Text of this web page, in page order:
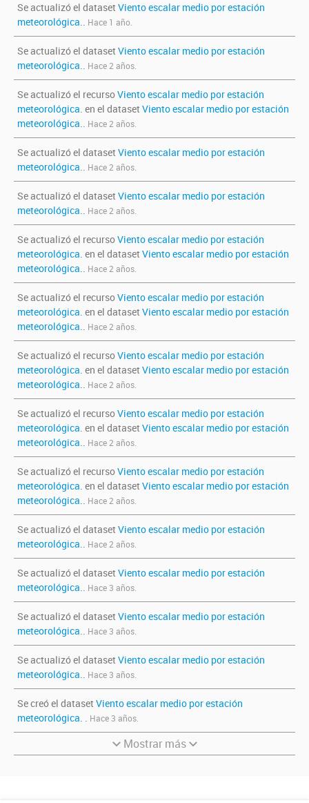
Se actualizó el dataset Viento escalar medio por estación
meteorológica.. Hace 1 año.
Se actualizó el dataset Viento escalar medio por estación
meteorológica.. Hace 2 años.
Se actualizó el recursoViento escalar medio por estación
meteorológica. en el dataset Viento escalar medio por estación
meteorológica.. Hace 2 años.
Se actualizó el dataset Viento escalar medio por estación
meteorológica.. Hace 2 años.
Se actualizó el dataset Viento escalar medio por estación
meteorológica.. Hace 2 años.
Se actualizó el recursoViento escalar medio por estación
meteorológica. en el dataset Viento escalar medio por estación
meteorológica.. Hace 2 años.
Se actualizó el recursoViento escalar medio por estación
meteorológica. en el dataset Viento escalar medio por estación
meteorológica.. Hace 2 años.
Se actualizó el recursoViento escalar medio por estación
meteorológica. en el dataset Viento escalar medio por estación
meteorológica.. Hace 2 años.
Se actualizó el recursoViento escalar medio por estación
meteorológica. en el dataset Viento escalar medio por estación
meteorológica.. Hace 2 años.
Se actualizó el recursoViento escalar medio por estación
meteorológica. en el dataset Viento escalar medio por estación
meteorológica.. Hace 2 años.
Se actualizó el dataset Viento escalar medio por estación
meteorológica.. Hace 2 años.
Se actualizó el dataset Viento escalar medio por estación
meteorológica.. Hace 3 años.
Se actualizó el dataset Viento escalar medio por estación
meteorológica.. Hace 3 años.
Se actualizó el dataset Viento escalar medio por estación
meteorológica.. Hace 3 años.
Se creó el dataset Viento escalar medio por estación
meteorológica. . Hace 3 años.
Mostrar más